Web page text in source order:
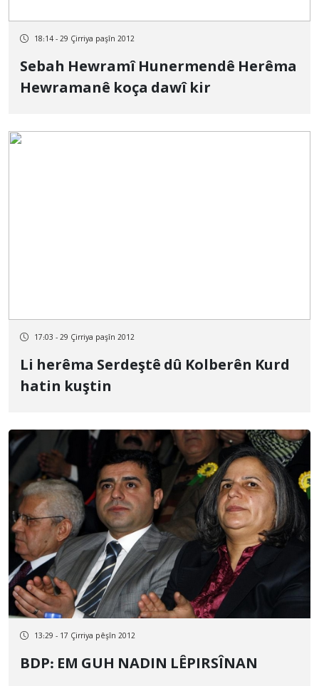
18:14 - 29 Çirriya paşîn 2012
Sebah Hewramî Hunermendê Herêma
Hewramanê koça dawî kir
17:03 - 29 Çirriya paşîn 2012
Li herêma Serdeştê dû Kolberên Kurd
hatin kuştin
13:29 - 17 Çirriya pêşîn 2012
BDP: EM GUH NADIN LÊPIRSÎNAN